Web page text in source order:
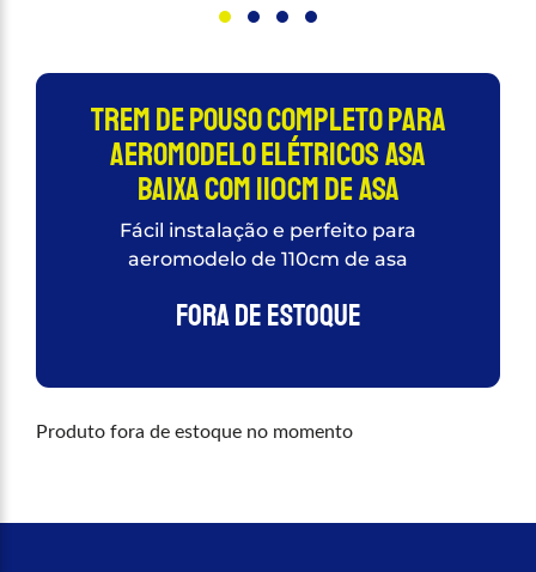
Trem De Pouso completo para
Aeromodelo Elétricos Asa
Baixa com 110cm de asa
Fácil instalação e perfeito para
aeromodelo de 110cm de asa
Fora de estoque
Produto fora de estoque no momento